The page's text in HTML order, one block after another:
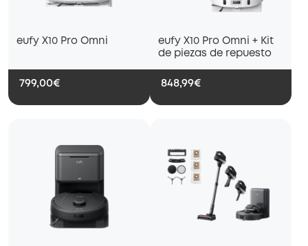
eufy X10 Pro Omni
799,00€
eufy X10 Pro Omni + Kit
de piezas de repuesto
848,99€